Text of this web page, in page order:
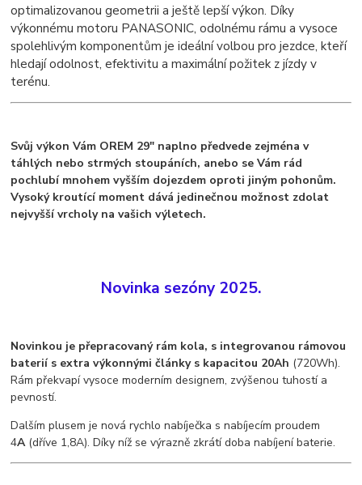
optimalizovanou geometrii a ještě lepší výkon. Díky
výkonnému motoru PANASONIC, odolnému rámu a vysoce
spolehlivým komponentům je ideální volbou pro jezdce, kteří
hledají odolnost, efektivitu a maximální požitek z jízdy v
terénu.
Svůj výkon Vám OREM 29" naplno předvede zejména v
táhlých nebo strmých stoupáních, anebo se Vám rád
pochlubí mnohem vyšším dojezdem oproti jiným pohonům.
Vysoký kroutící moment dává jedinečnou možnost zdolat
nejvyšší vrcholy na vašich výletech.
Novinka sezóny 2025.
Novinkou je přepracovaný rám kola, s integrovanou rámovou
baterií s extra výkonnými články s kapacitou 20Ah (720Wh).
Rám překvapí vysoce moderním designem, zvýšenou tuhostí a
pevností.
Dalším plusem je nová rychlo nabíječka s nabíjecím proudem
4A(dříve 1,8A). Díky níž se výrazně zkrátí doba nabíjení baterie.